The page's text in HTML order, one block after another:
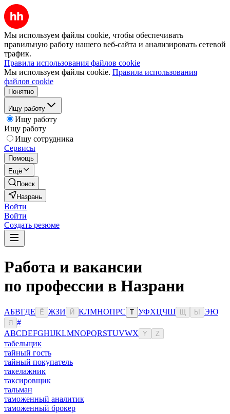
Мы используем файлы cookie, чтобы обеспечивать
правильную работу нашего веб-сайта и анализировать сетевой
трафик.
Правила использования файлов cookie
Мы используем файлы cookie. Правила использования
файлов cookie
Понятно
Ищу работу
Ищу работу
Ищу работу
Ищу сотрудника
Сервисы
Помощь
Ещё
Поиск
Назрань
Войти
Войти
Создать резюме
Работа и вакансии
по профессии в Назрани
АБВГДЕ Ё ЖЗИ Й КЛМНОПРС Т УФХЦЧШ Ы ЭЮ
Я
#
ABCDEFGHIJKLMNOPQRSTUVWX Y Z
табельщик
тайный гость
тайный покупатель
такелажник
таксировщик
тальман
таможенный аналитик
таможенный брокер